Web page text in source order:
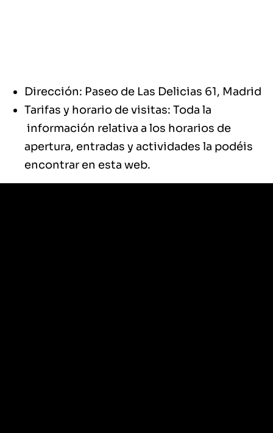
Dirección: Paseo de Las Delicias 61, Madrid
Tarifas y horario de visitas: Toda la
información relativa a los horarios de
apertura, entradas y actividades la podéis
encontrar en esta web.